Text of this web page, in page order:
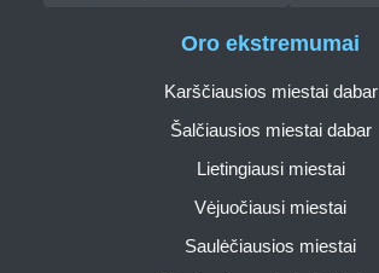
Oro ekstremumai
Karščiausios miestai dabar
Šalčiausios miestai dabar
Lietingiausi miestai
Vėjuočiausi miestai
Saulėčiausios miestai